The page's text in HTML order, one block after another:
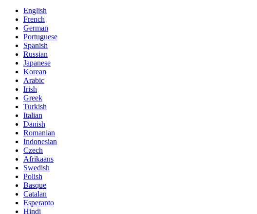
English
French
German
Portuguese
Spanish
Russian
Japanese
Korean
Arabic
Irish
Greek
Turkish
Italian
Danish
Romanian
Indonesian
Czech
Afrikaans
Swedish
Polish
Basque
Catalan
Esperanto
Hindi